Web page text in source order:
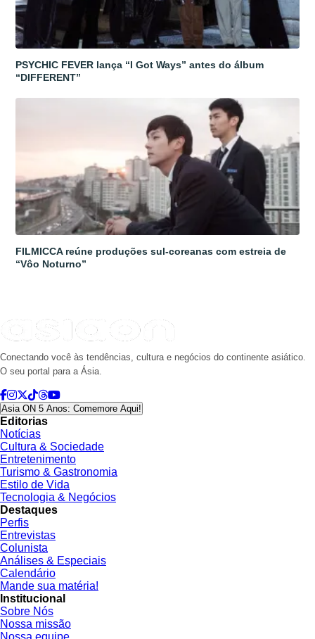
PSYCHIC FEVER lança “I Got Ways” antes do álbum
“DIFFERENT”
FILMICCA reúne produções sul-coreanas com estreia de
“Vôo Noturno”
Conectando você às tendências, cultura e negócios do continente asiático.
O seu portal para a Ásia.
Asia ON 5 Anos: Comemore Aqui!
Editorias
Notícias
Cultura & Sociedade
Entretenimento
Turismo & Gastronomia
Estilo de Vida
Tecnologia & Negócios
Destaques
Perfis
Entrevistas
Colunista
Análises & Especiais
Calendário
Mande sua matéria!
Institucional
Sobre Nós
Nossa missão